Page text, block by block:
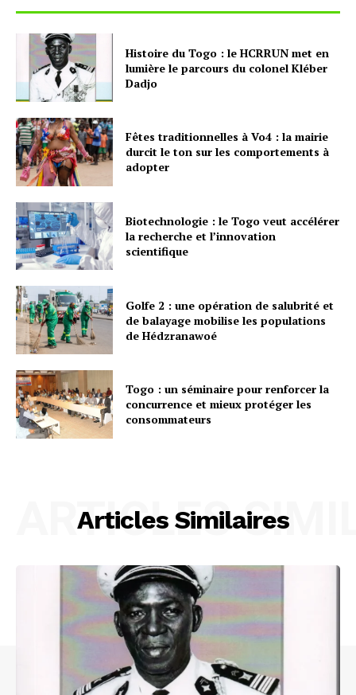
Histoire du Togo : le HCRRUN met en
lumière le parcours du colonel Kléber
Dadjo
Fêtes traditionnelles à Vo4 : la mairie
durcit le ton sur les comportements à
adopter
Biotechnologie : le Togo veut accélérer
la recherche et l’innovation
scientifique
Golfe 2 : une opération de salubrité et
de balayage mobilise les populations
de Hédzranawoé
Togo : un séminaire pour renforcer la
concurrence et mieux protéger les
consommateurs
Articles Similaires
ARTICLES